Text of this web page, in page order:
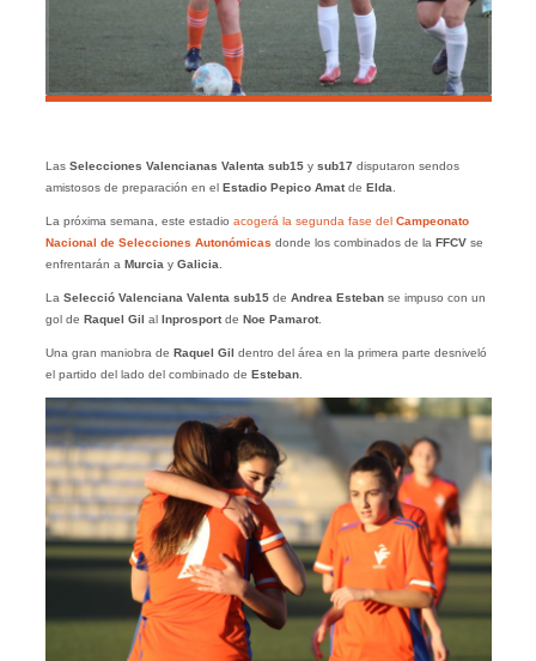
Las Selecciones Valencianas Valenta sub15y sub17 disputaron sendos
amistosos de preparación en el Estadio Pepico Amatde Elda
La próxima semana, este estadio acogerá la segunda fase del Campeonato
Nacional de Selecciones Autonómicas donde los combinados de la FFCVse
enfrentarán a Murcia y Galicia
La Selecció Valenciana Valenta sub15de Andrea Estebanse impuso con un
gol de Raquel Gil al Inprosportde Noe Pamarot.
Una gran maniobra de Raquel Gil dentro del área en la primera parte desniveló
el partido del lado del combinado de Esteban.